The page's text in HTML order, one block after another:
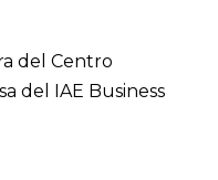
del Centro
del IAE Business